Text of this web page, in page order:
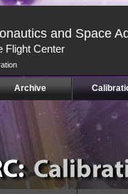
and Space
Flight Center
Archive